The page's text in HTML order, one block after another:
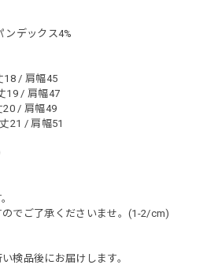
ンデックス4%
18 / 肩幅45
19 / 肩幅47
20 / 肩幅49
21 / 肩幅51
でご了承くださいませ。(1-2/cm)
検品後にお届けします。